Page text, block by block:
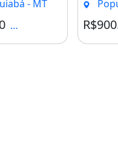
- MT
Condomínio R$2.800